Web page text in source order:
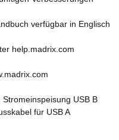
verfügbar in Englisch
help.madrix.com
USB B
für USB A